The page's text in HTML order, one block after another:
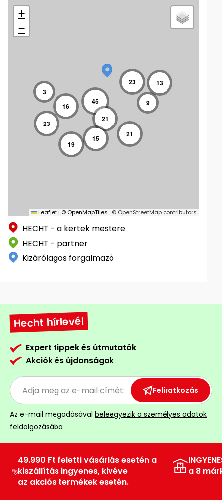
9
13
21
15
3
19
23
16
23
21
45
+
−
Leaflet | © OpenMapTiles © OpenStreetMap contributors
HECHT - a kertek mestere
HECHT - partner
Kizárólagos forgalmazó
Hecht hírlevél
Expert tippek és útmutatók
Akciók és újdonságok
Feliratkozás
Az e-mail megadásával beleegyezik a személyes adatok
feldolgozásába
49.990 Ft feletti vásárlás esetén a
kiszállítás ingyenes, kivéve
az akciós termékek esetén.
a 8